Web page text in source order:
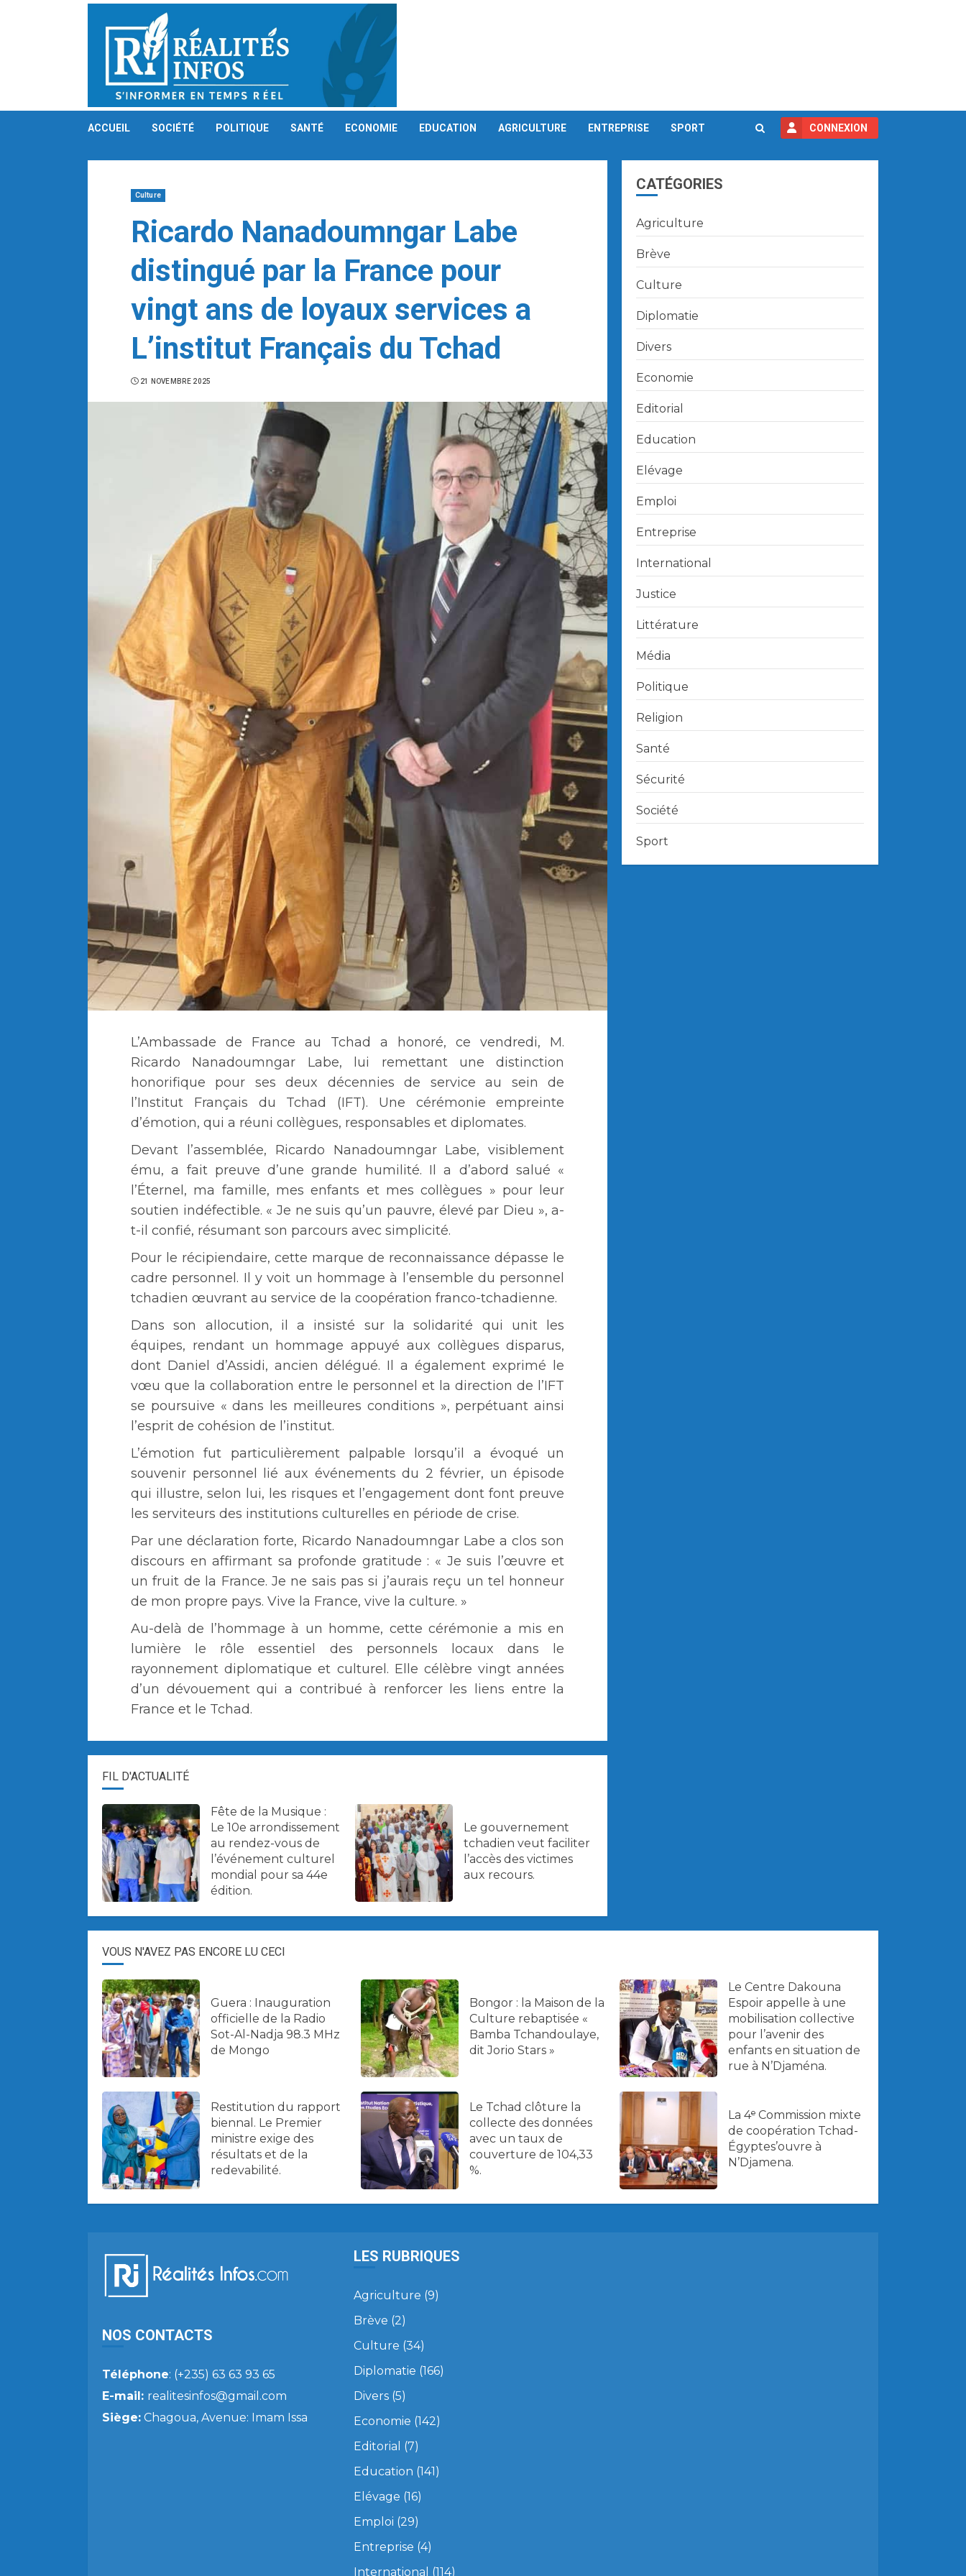
ACCUEIL SOCIÉTÉ POLITIQUE SANTÉ ECONOMIE EDUCATION AGRICULTURE ENTREPRISE SPORT CONNEXION
Culture
Ricardo Nanadoumngar Labe
distingué par la France pour
vingt ans de loyaux services a
L’institut Français du Tchad
21 NOVEMBRE 2025
L’Ambassade de France au Tchad a honoré, ce vendredi, M.
Ricardo Nanadoumngar Labe, lui remettant une distinction
honorifique pour ses deux décennies de service au sein de
l’Institut Français du Tchad (IFT). Une cérémonie empreinte
d’émotion, qui a réuni collègues, responsables et diplomates.
Devant l’assemblée, Ricardo Nanadoumngar Labe, visiblement
ému, a fait preuve d’une grande humilité. Il a d’abord salué «
l’Éternel, ma famille, mes enfants et mes collègues » pour leur
soutien indéfectible. « Je ne suis qu’un pauvre, élevé par Dieu », a-
t-il confié, résumant son parcours avec simplicité.
Pour le récipiendaire, cette marque de reconnaissance dépasse le
cadre personnel. Il y voit un hommage à l’ensemble du personnel
tchadien œuvrant au service de la coopération franco-tchadienne.
Dans son allocution, il a insisté sur la solidarité qui unit les
équipes, rendant un hommage appuyé aux collègues disparus,
dont Daniel d’Assidi, ancien délégué. Il a également exprimé le
vœu que la collaboration entre le personnel et la direction de l’IFT
se poursuive « dans les meilleures conditions », perpétuant ainsi
l’esprit de cohésion de l’institut.
L’émotion fut particulièrement palpable lorsqu’il a évoqué un
souvenir personnel lié aux événements du 2 février, un épisode
qui illustre, selon lui, les risques et l’engagement dont font preuve
les serviteurs des institutions culturelles en période de crise.
Par une déclaration forte, Ricardo Nanadoumngar Labe a clos son
discours en affirmant sa profonde gratitude : « Je suis l’œuvre et
un fruit de la France. Je ne sais pas si j’aurais reçu un tel honneur
de mon propre pays. Vive la France, vive la culture. »
Au-delà de l’hommage à un homme, cette cérémonie a mis en
lumière le rôle essentiel des personnels locaux dans le
rayonnement diplomatique et culturel. Elle célèbre vingt années
d’un dévouement qui a contribué à renforcer les liens entre la
France et le Tchad.
FIL D'ACTUALITÉ
Fête de la Musique :
Le 10e arrondissement
au rendez-vous de
l’événement culturel
mondial pour sa 44e
édition.
Le gouvernement
tchadien veut faciliter
l’accès des victimes
aux recours.
CATÉGORIES
Agriculture
Brève
Culture
Diplomatie
Divers
Economie
Editorial
Education
Elévage
Emploi
Entreprise
International
Justice
Littérature
Média
Politique
Religion
Santé
Sécurité
Société
Sport
VOUS N'AVEZ PAS ENCORE LU CECI
Guera : Inauguration
officielle de la Radio
Sot-Al-Nadja 98.3 MHz
de Mongo
Bongor : la Maison de la
Culture rebaptisée «
Bamba Tchandoulaye,
dit Jorio Stars »
Le Centre Dakouna
Espoir appelle à une
mobilisation collective
pour l’avenir des
enfants en situation de
rue à N’Djaména.
Restitution du rapport
biennal. Le Premier
ministre exige des
résultats et de la
redevabilité.
Le Tchad clôture la
collecte des données
avec un taux de
couverture de 104,33
%.
La 4ᵉ Commission mixte
de coopération Tchad-
Égyptes’ouvre à
N’Djamena.
NOS CONTACTS
Téléphone: (+235) 63 63 93 65
E-mail: realitesinfos@gmail.com
Siège: Chagoua, Avenue: Imam Issa
LES RUBRIQUES
Agriculture (9)
Brève (2)
Culture (34)
Diplomatie (166)
Divers(5)
Economie (142)
Editorial (7)
Education (141)
Elévage (16)
Emploi (29)
Entreprise (4)
International (114)